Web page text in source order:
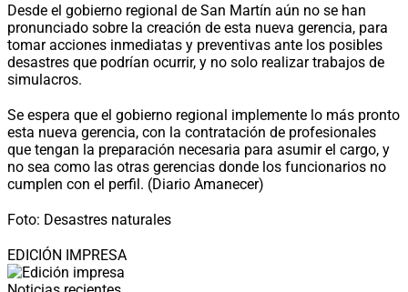
Desde el gobierno regional de San Martín aún no se han
pronunciado sobre la creación de esta nueva gerencia, para
tomar acciones inmediatas y preventivas ante los posibles
desastres que podrían ocurrir, y no solo realizar trabajos de
simulacros.
Se espera que el gobierno regional implemente lo más pronto
esta nueva gerencia, con la contratación de profesionales
que tengan la preparación necesaria para asumir el cargo, y
no sea como las otras gerencias donde los funcionarios no
cumplen con el perfil. (Diario Amanecer)
Foto: Desastres naturales
EDICIÓN IMPRESA